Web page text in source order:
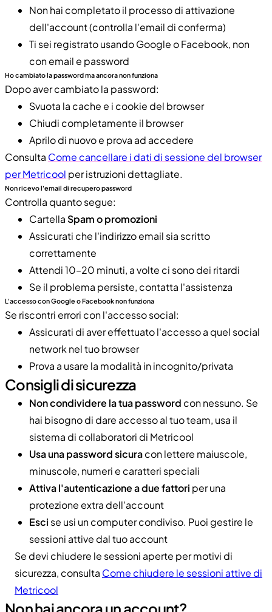
Non hai completato il processo di attivazione
dell'account (controlla l'email di conferma)
Ti sei registrato usando Google o Facebook, non
con email e password
Ho cambiato la password ma ancora non funziona
Dopo aver cambiato la password:
Svuota la cache e i cookie del browser
Chiudi completamente il browser
Aprilo di nuovo e prova ad accedere
Consulta Come cancellare i dati di sessione del browser
per Metricool per istruzioni dettagliate.
Non ricevo l'email di recupero password
Controlla quanto segue:
Cartella Spam o promozioni
Assicurati che l'indirizzo email sia scritto
correttamente
Attendi 10–20 minuti, a volte ci sono dei ritardi
Se il problema persiste, contatta l'assistenza
L'accesso con Google o Facebook non funziona
Se riscontri errori con l'accesso social:
Assicurati di aver effettuato l'accesso a quel social
network nel tuo browser
Prova a usare la modalità in incognito/privata
Consigli di sicurezza
Non condividere la tua password con nessuno. Se
hai bisogno di dare accesso al tuo team, usa il
sistema di collaboratori di Metricool
Usa una password sicuracon lettere maiuscole,
minuscole, numeri e caratteri speciali
Attiva l'autenticazione a due fattori per una
protezione extra dell'account
Esci se usi un computer condiviso. Puoi gestire le
sessioni attive dal tuo account
Se devi chiudere le sessioni aperte per motivi di
sicurezza, consulta Come chiudere le sessioni attive di
Metricool
Non hai ancora un account?